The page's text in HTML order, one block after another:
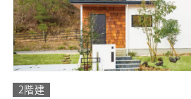
2階建